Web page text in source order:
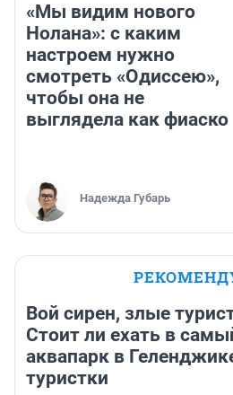
«Мы видим нового
Нолана»: с каким
настроем нужно
смотреть «Одиссею»,
чтобы она не
выглядела как фиаско
Надежда Губарь
Вой сирен, злые
Стоит ли ехать в
аквапарк в
туристки